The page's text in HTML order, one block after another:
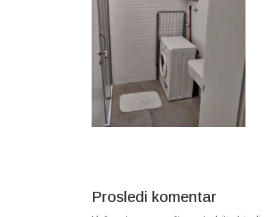
Prosledi komentar